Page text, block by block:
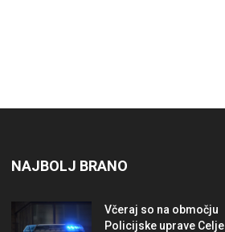
NAJBOLJ BRANO
Včeraj so na območju
Policijske uprave Celje